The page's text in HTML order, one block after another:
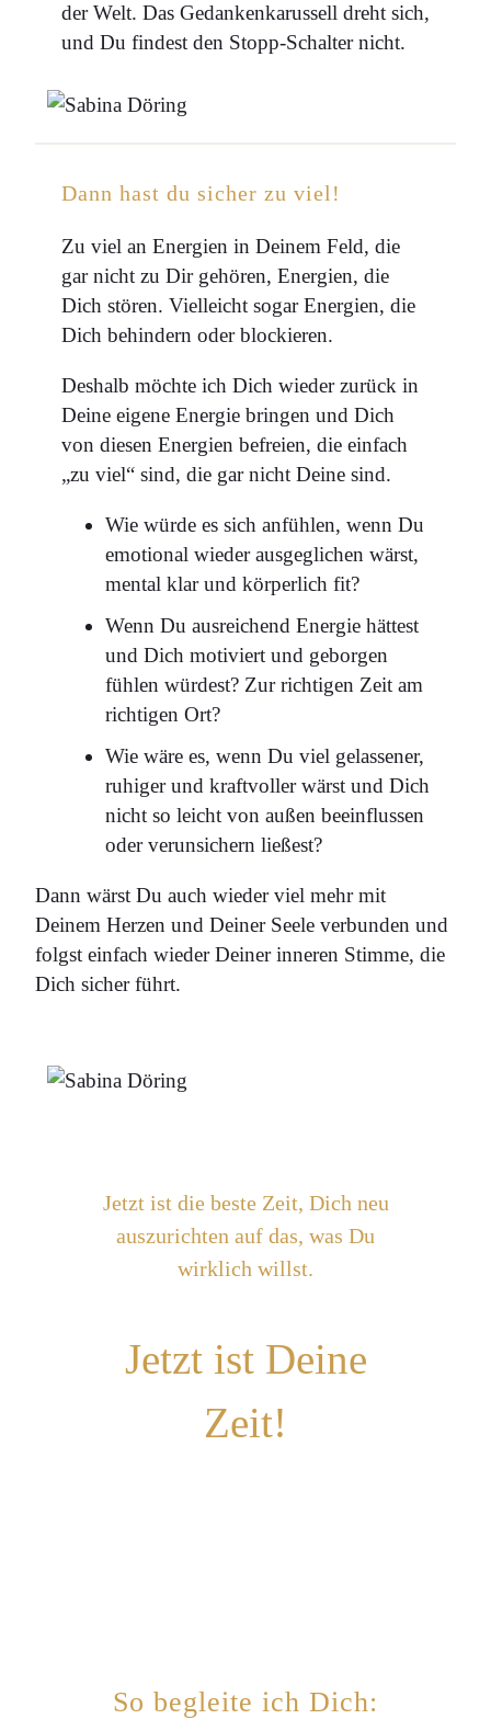
der Welt. Das Gedankenkarussell dreht sich,
und Du findest den Stopp-Schalter nicht.
Dann hast du sicher zu viel!
Zu viel an Energien in Deinem Feld, die
gar nicht zu Dir gehören, Energien, die
Dich stören. Vielleicht sogar Energien, die
Dich behindern oder blockieren.
Deshalb möchte ich Dich wieder zurück in
Deine eigene Energie bringen und Dich
von diesen Energien befreien, die einfach
„zu viel“ sind, die gar nicht Deine sind.
Wie würde es sich anfühlen, wenn Du
emotional wieder ausgeglichen wärst,
mental klar und körperlich fit?
Wenn Du ausreichend Energie hättest
und Dich motiviert und geborgen
fühlen würdest? Zur richtigen Zeit am
richtigen Ort?
Wie wäre es, wenn Du viel gelassener,
ruhiger und kraftvoller wärst und Dich
nicht so leicht von außen beeinflussen
oder verunsichern ließest?
Dann wärst Du auch wieder viel mehr mit
Deinem Herzen und Deiner Seele verbunden und
folgst einfach wieder Deiner inneren Stimme, die
Dich sicher führt.
Jetzt ist die beste Zeit, Dich neu
auszurichten auf das, was Du
wirklich willst.
Jetzt ist Deine
Zeit!
So begleite ich Dich: